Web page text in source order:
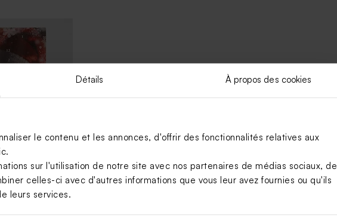
Détails À propos des cookies
le contenu et les annonces, d'offrir des fonctionnalités relatives aux
sur l'utilisation de notre site avec nos partenaires de médias sociaux, de
celles-ci avec d'autres informations que vous leur avez fournies ou qu'ils
leurs services.